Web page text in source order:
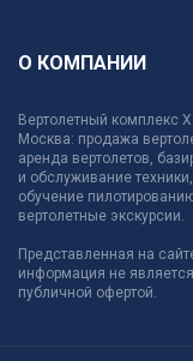
О КОМПАНИИ
Вертолетный комплекс
Москва: продажа
аренда вертолетов,
и обслуживание техники,
обучение
вертолетные экскурсии.
Представленная на
информация не является
публичной офертой.